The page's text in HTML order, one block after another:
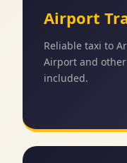
Airport
Reliable taxi to
Airport and
included.